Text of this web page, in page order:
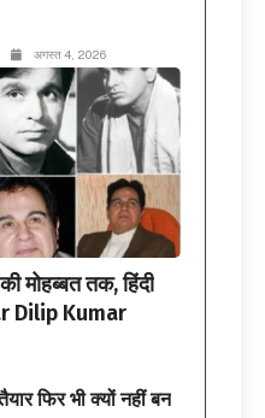
अगस्त 4, 2026
मोहब्बत तक, हिंदी
Dilip Kumar
फिर भी क्यों नहीं बन